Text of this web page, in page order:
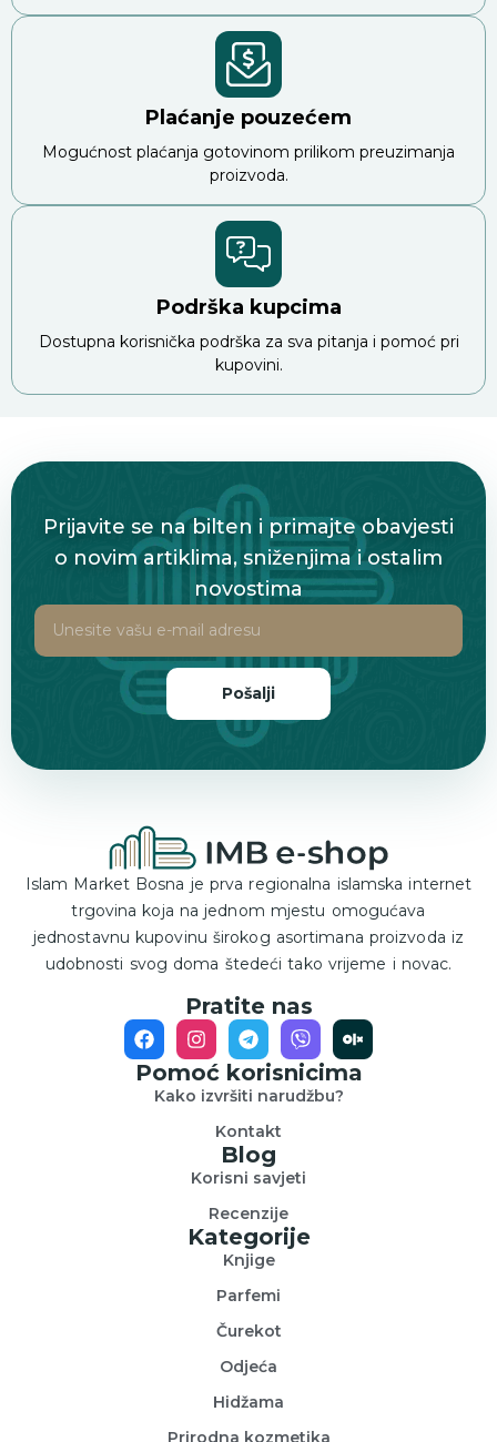
Plaćanje pouzećem
Mogućnost plaćanja gotovinom prilikom preuzimanja
proizvoda.
Podrška kupcima
Dostupna korisnička podrška za sva pitanja i pomoć pri
kupovini.
Prijavite se na bilten i primajte obavjesti
o novim artiklima, sniženjima i ostalim
novostima
Pošalji
Islam Market Bosna je prva regionalna islamska internet
trgovina koja na jednom mjestu omogućava
jednostavnu kupovinu širokog asortimana proizvoda iz
udobnosti svog doma štedeći tako vrijeme i novac.
Pratite nas
Pomoć korisnicima
Kako izvršiti narudžbu?
Kontakt
Blog
Korisni savjeti
Recenzije
Kategorije
Knjige
Parfemi
Čurekot
Odjeća
Hidžama
Prirodna kozmetika